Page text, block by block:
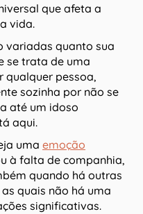
que afeta a
vida.
variadas quanto sua
se trata de uma
qualquer pessoa,
sozinha por não se
até um idoso
aqui.
uma emoção
à falta de companhia,
quando há outras
quais não há uma
significativas.